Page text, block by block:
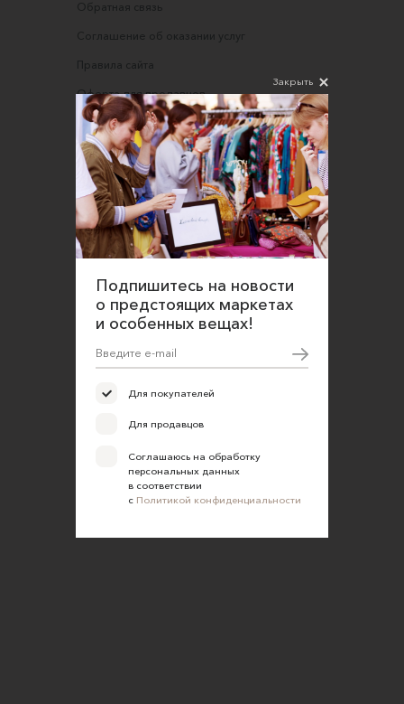
Обратная связь
Соглашение об оказании услуг
Правила сайта
Оферта для продавцов
Оферта для покупателей
Политика конфиденциальности
Согласие на обработку персональных данных
Закрыть
Подпишитесь на новости
о предстоящих маркетах
и особенных вещах!
Для покупателей
Для продавцов
Соглашаюсь на обработку
персональных данных
в соответствии
с Политикой конфиденциальности